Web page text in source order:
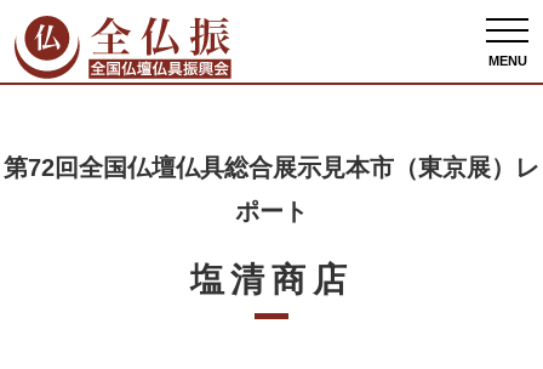
MENU
全仏振ホーム 出展者情報
第72回全国仏壇仏具総合展示見本市（東京展）レポー
塩清商店
第72回全国仏壇仏具総合展示見本市（東京展）レ
ポート
塩清商店